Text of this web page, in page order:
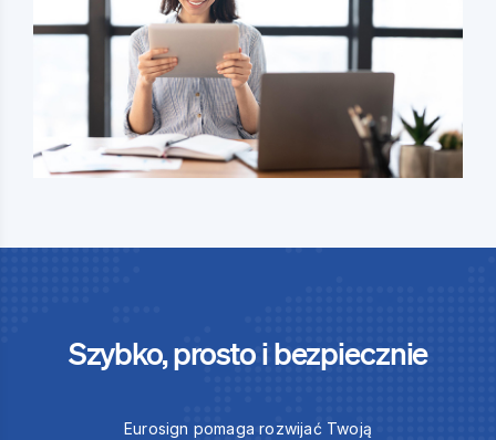
Szybko, prosto i bezpiecznie
Eurosign pomaga rozwijać Twoją